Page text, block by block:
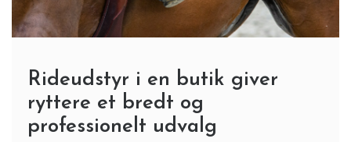
Rideudstyr i en butik giver
ryttere et bredt og
professionelt udvalg